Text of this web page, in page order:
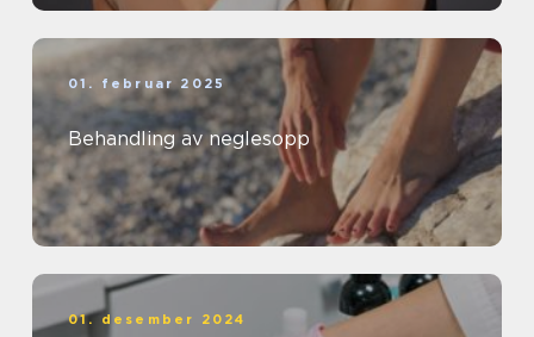
01. februar 2025
Behandling av neglesopp
01. desember 2024